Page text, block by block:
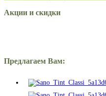
Акции и скидки
Предлагаем Вам: